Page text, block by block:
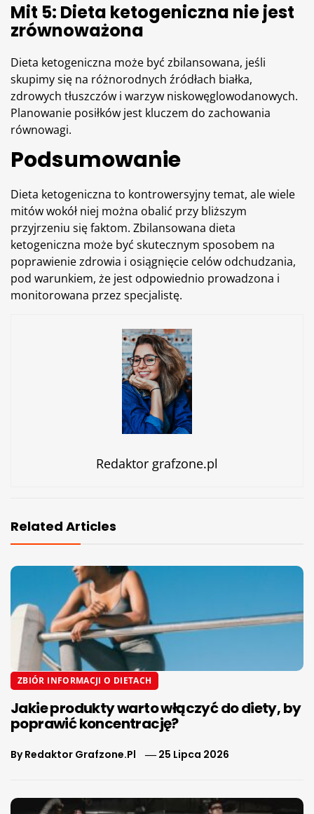
Mit 5: Dieta ketogeniczna nie jest
zrównoważona
Dieta ketogeniczna może być zbilansowana, jeśli
skupimy się na różnorodnych źródłach białka,
zdrowych tłuszczów i warzyw niskowęglowodanowych.
Planowanie posiłków jest kluczem do zachowania
równowagi.
Podsumowanie
Dieta ketogeniczna to kontrowersyjny temat, ale wiele
mitów wokół niej można obalić przy bliższym
przyjrzeniu się faktom. Zbilansowana dieta
ketogeniczna może być skutecznym sposobem na
poprawienie zdrowia i osiągnięcie celów odchudzania,
pod warunkiem, że jest odpowiednio prowadzona i
monitorowana przez specjalistę.
Redaktor grafzone.pl
Related Articles
ZBIÓR INFORMACJI O DIETACH
Jakie produkty warto włączyć do diety, by
poprawić koncentrację?
ByRedaktor Grafzone.pl 25 Lipca 2026